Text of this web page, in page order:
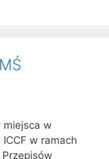
miejsca w
w ramach
Przepisów